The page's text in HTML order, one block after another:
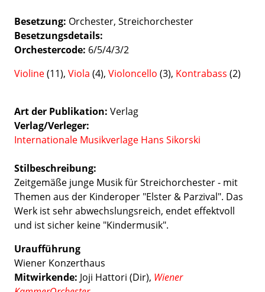
Besetzung Orchester Streichorchester
Besetzungsdetails
Orchestercode: 6/5/4/3/2
Violine(11), Viola (4), Violoncello (3), Kontrabass (2)
Art der Publikation Verlag
Verlag/Verleger
Internationale Musikverlage Hans Sikorski
Stilbeschreibung:
Zeitgemäße junge Musik für Streichorchester - mit
Themen aus der Kinderoper "Elster & Parzival". Das
Werk ist sehr abwechslungsreich, endet effektvoll
und ist sicher keine "Kindermusik".
Uraufführung
Wiener Konzerthaus
Mitwirkende: Joji Hattori (Dir), Wiener